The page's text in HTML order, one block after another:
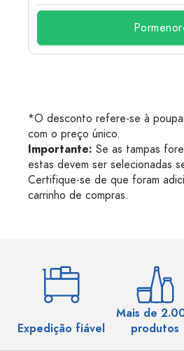
*O desconto refere-se à
com o preço único.
Importante: Se as tampas
estas devem ser selecionadas
Certifique-se de que foram
carrinho de compras.
Expedição fiável
Mais de
produtos